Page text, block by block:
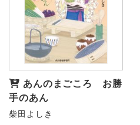
あんのまごころ お勝
手のあん
柴田よしき